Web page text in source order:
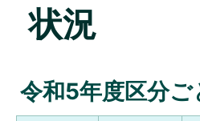
状況
令和5年度区分